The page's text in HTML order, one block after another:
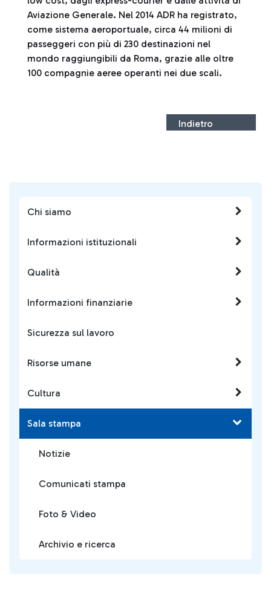
Chi siamo
Informazioni istituzionali
Qualità
Informazioni finanziarie
Sicurezza sul lavoro
Risorse umane
Cultura
Sala stampa
Notizie
Comunicati stampa
Foto & Video
Archivio e ricerca
Aviazione Generale. Nel 2014 ADR ha registrato,
come sistema aeroportuale, circa 44 milioni di
passeggeri con più di 230 destinazioni nel
mondo raggiungibili da Roma, grazie alle oltre
100 compagnie aeree operanti nei due scali.
Indietro